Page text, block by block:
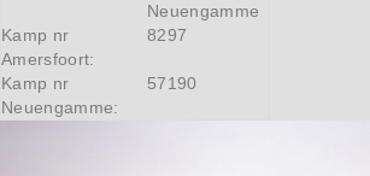
Neuengamme
Kamp nr
Amersfoort:
8297
Kamp nr
Neuengamme:
57190